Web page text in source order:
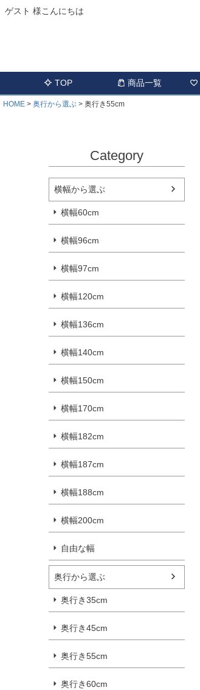
ゲスト 様こんにちは
TOP 商品一覧
HOME 奥行から選ぶ 奥行き55cm
Category
横幅から選ぶ
横幅60cm
横幅96cm
横幅97cm
横幅120cm
横幅136cm
横幅140cm
横幅150cm
横幅170cm
横幅182cm
横幅187cm
横幅188cm
横幅200cm
自由な幅
奥行から選ぶ
奥行き35cm
奥行き45cm
奥行き55cm
奥行き60cm